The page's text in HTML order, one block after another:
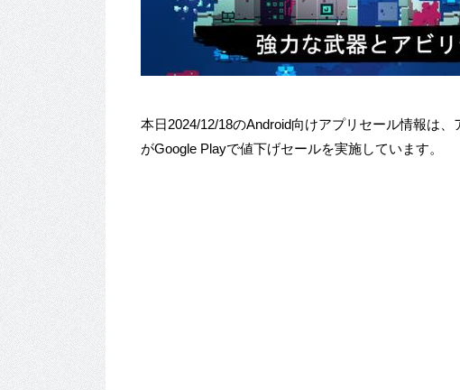
本日2024/12/18のAndroid向けアプリセール情報は
がGoogle Playで値下げセールを実施しています。